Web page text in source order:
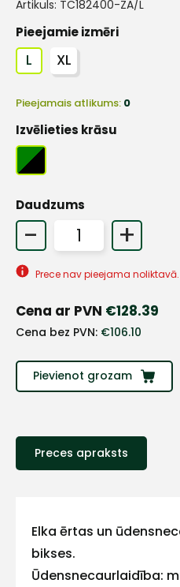
Artikuls: TC182400-ZA/L
Pieejamie izmēri
L XL
Pieejamais atlikums: 0
Izvēlieties krāsu
Daudzums
- +
Prece nav pieejama noliktavā.
Cena ar PVN €128.39
Cena bez PVN: €106.10
Pievienot grozam
Preces apraksts
Elka ērtas un
bikses.
Ūdensnecaurlaidība: